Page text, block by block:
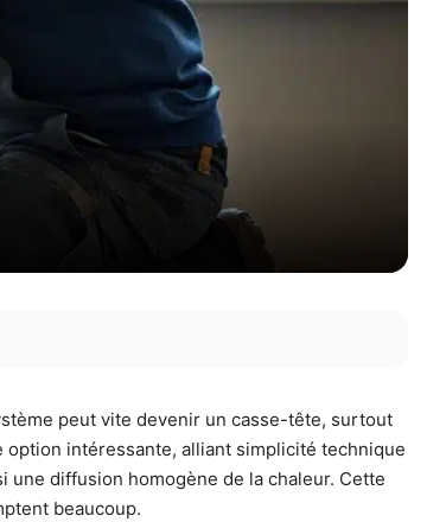
peut vite devenir un casse-tête, surtout
option intéressante, alliant simplicité technique
une diffusion homogène de la chaleur. Cette
beaucoup.